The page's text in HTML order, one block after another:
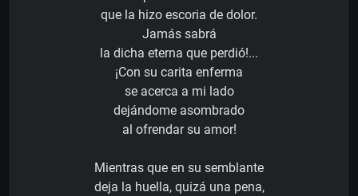
que la hizo escoria de dolor.
Jamás sabrá
la dicha eterna que perdió!...
¡Con su carita enferma
se acerca a mi lado
dejándome asombrado
al ofrendar su amor!
Mientras que en su semblante
deja la huella, quizá una pena,